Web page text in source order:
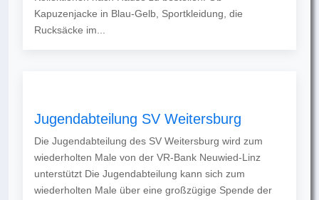
Kapuzenjacke in Blau-Gelb, Sportkleidung, die
Rucksäcke im...
Jugendabteilung SV Weitersburg
Die Jugendabteilung des SV Weitersburg wird zum
wiederholten Male von der VR-Bank Neuwied-Linz
unterstützt Die Jugendabteilung kann sich zum
wiederholten Male über eine großzügige Spende der